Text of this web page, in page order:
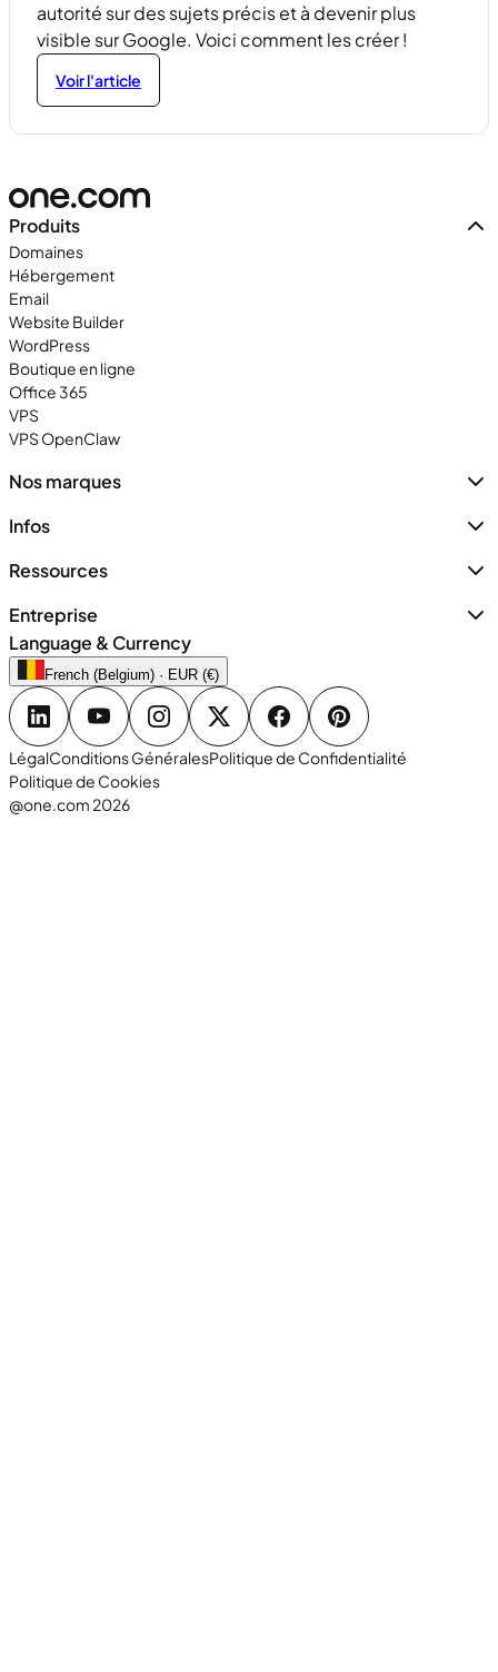
autorité sur des sujets précis et à devenir plus
visible sur Google. Voici comment les créer !
Voir l'article
Produits
Domaines
Hébergement
Email
Website Builder
WordPress
Boutique en ligne
Office 365
VPS
VPS OpenClaw
Nos marques
Infos
Ressources
Entreprise
Language & Currency
French (Belgium) · EUR (€)
LégalConditions GénéralesPolitique de Confidentialité
Politique de Cookies
@one.com 2026